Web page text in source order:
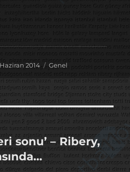
2014 Kategoriler
Genel
sonu’ – Ribery,